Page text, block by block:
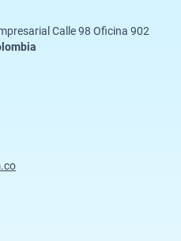
Calle 98 Oficina 902